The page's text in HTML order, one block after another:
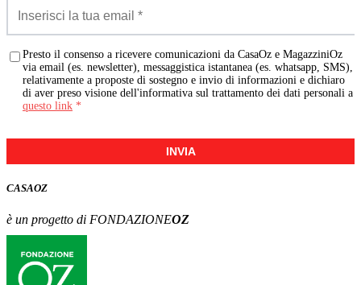
Presto il consenso a ricevere comunicazioni da CasaOz e MagazziniOz
via email (es. newsletter), messaggistica istantanea (es. whatsapp, SMS),
relativamente a proposte di sostegno e invio di informazioni e dichiaro
di aver preso visione dell'informativa sul trattamento dei dati personali a
questo link *
INVIA
CASAOZ
è un progetto di FONDAZIONEOZ